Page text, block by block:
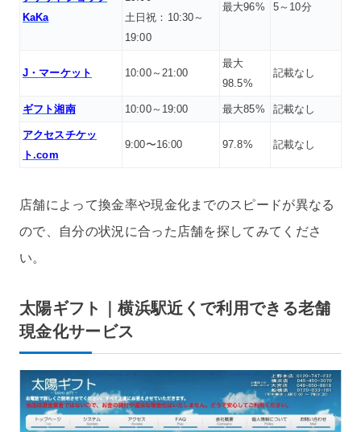
KaKa
土日祝：10:30～
19:00
最大96% 5～10分
J・マーケット 10:00～21:00
最大
98.5%
記載なし
ギフト湘南 10:00～19:00 最大85% 記載なし
アクセスチケッ
ト.com
9:00〜16:00 97.8% 記載なし
店舗によって換金率や現金化までのスピードが異なる
ので、自分の状況に合った店舗を探してみてくださ
い。
太陽ギフト｜横浜駅近くで利用できる老舗
現金化サービス